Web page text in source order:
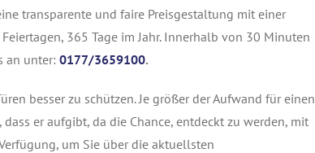
transparente und faire Preisgestaltung mit einer
365 Tage im Jahr. Innerhalb von 30 Minuten
an unter: 0177/3659100.
besser zu schützen. Je größer der Aufwand für einen
er aufgibt, da die Chance, entdeckt zu werden, mit
um Sie über die aktuellsten